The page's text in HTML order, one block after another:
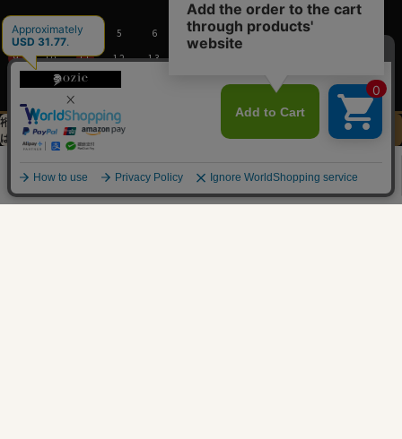
裄丈加工＆イニシャル刺繍
は
先にお選びください
この商品を
カートに入れる
1
2
3 4 5 6 7
8
9
10 11 12 13
17 18
22
23
24
30
31
2026/09
日 月 火 水 木 金
土